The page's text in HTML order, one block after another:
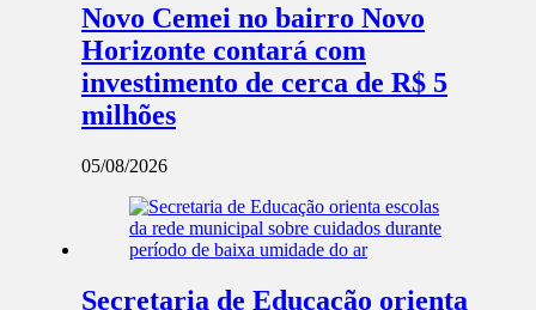
Novo Cemei no bairro Novo
Horizonte contará com
investimento de cerca de R$ 5
milhões
05/08/2026
Secretaria de Educação orienta